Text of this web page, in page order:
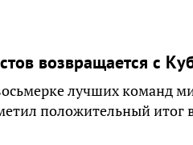
возвращается с
лучших команд
положительный итог